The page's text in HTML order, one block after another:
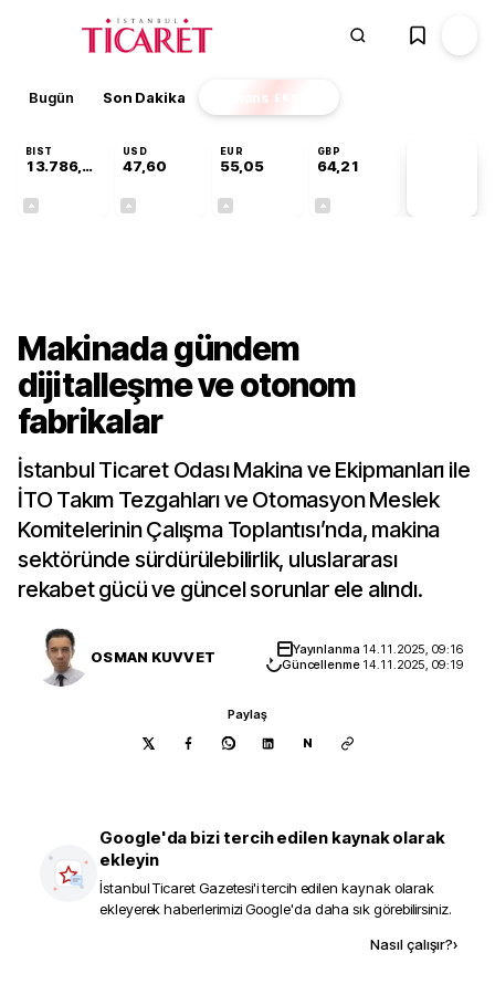
Bugün Son Dakika Finans EKSTRA
BIST
13.786,74
USD
47,60
EUR
55,05
GBP
64,21
Makinada gündem
dijitalleşme ve otonom
fabrikalar
İstanbul Ticaret Odası Makina ve Ekipmanları ile
İTO Takım Tezgahları ve Otomasyon Meslek
Komitelerinin Çalışma Toplantısı’nda, makina
sektöründe sürdürülebilirlik, uluslararası
rekabet gücü ve güncel sorunlar ele alındı.
OSMAN KUVVET Yayınlanma 14.11.2025, 09:16
Güncellenme 14.11.2025, 09:19
Paylaş
N
Google'da bizi tercih edilen kaynak olarak
ekleyin
İstanbul Ticaret Gazetesi'i tercih edilen kaynak olarak
ekleyerek haberlerimizi Google'da daha sık görebilirsiniz.
Nasıl çalışır?›